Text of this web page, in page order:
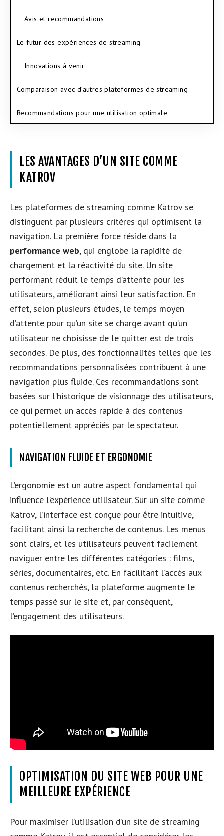
Avis et recommandations
Le futur des expériences de streaming
Innovations à venir
Comparaison avec d’autres plateformes de streaming
Recommandations pour une utilisation optimale
LES AVANTAGES D’UN SITE COMME
KATROV
Les plateformes de streaming comme Katrov se
distinguent par plusieurs critères qui optimisent la
navigation. La première force réside dans la
performance web, qui englobe la rapidité de
chargement et la réactivité du site. Un site
performant réduit le temps d’attente pour les
utilisateurs, améliorant ainsi leur satisfaction. En
effet, selon plusieurs études, le temps moyen
d’attente pour qu’un site se charge avant qu’un
utilisateur ne choisisse de le quitter est de trois
secondes. De plus, des fonctionnalités telles que les
recommandations personnalisées contribuent à une
navigation plus fluide. Ces recommandations sont
basées sur l’historique de visionnage des utilisateurs,
ce qui permet un accès rapide à des contenus
potentiellement appréciés par le spectateur.
NAVIGATION FLUIDE ET ERGONOMIE
L’ergonomie est un autre aspect fondamental qui
influence l’expérience utilisateur. Sur un site comme
Katrov, l’interface est conçue pour être intuitive,
facilitant ainsi la recherche de contenus. Les menus
sont clairs, et les utilisateurs peuvent facilement
naviguer entre les différentes catégories : films,
séries, documentaires, etc. En facilitant l’accès aux
contenus recherchés, la plateforme augmente le
temps passé sur le site et, par conséquent,
l’engagement des utilisateurs.
OPTIMISATION DU SITE WEB POUR UNE
MEILLEURE EXPÉRIENCE
Pour maximiser l’utilisation d’un site de streaming